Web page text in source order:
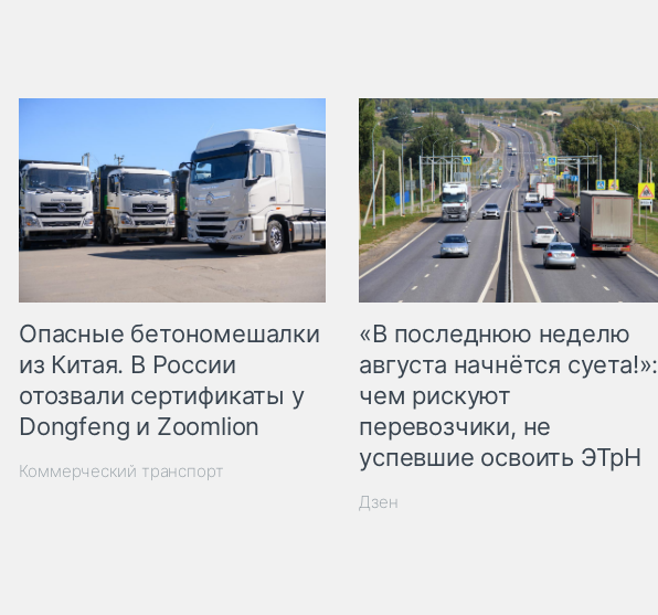
Опасные бетономешалки
из Китая. В России
отозвали сертификаты у
Dongfeng и Zoomlion
Коммерческий транспорт
«В последнюю неделю
августа начнётся суета!»:
чем рискуют
перевозчики, не
успевшие освоить ЭТрН
Дзен